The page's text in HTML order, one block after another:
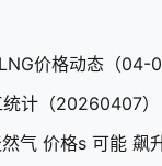
价格动态（04-
统计（20260407）
然气 价格s 可能